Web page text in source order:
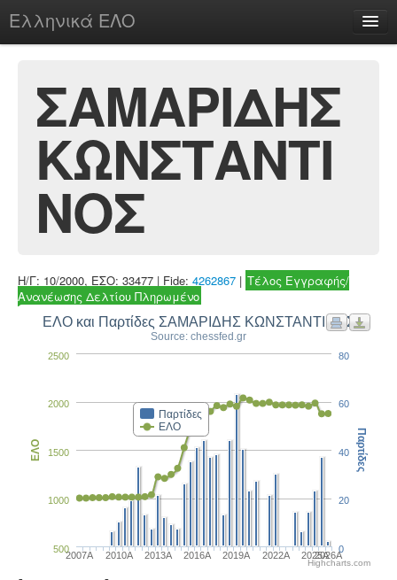
Ελληνικά ΕΛΟ
chesstu.be @ discord
Login
ΣΑΜΑΡΙΔΗΣ
ΚΩΝΣΤΑΝΤΙ
ΝΟΣ
Η/Γ: 10/2000, ΕΣΟ: 33477 | Fide: 4262867 | Τέλος Εγγραφής/
Ανανέωσης Δελτίου Πληρωμένο
ΕΛΟ και Παρτίδες ΣΑΜΑΡΙΔΗΣ ΚΩΝΣΤΑΝΤΙΝΟΣ
Source: chessfed.gr
Παρτίδες
ΕΛΟ
2007A 2010A 2013A 2016A 2019A 2022A 2025A2026A
1000
1500
2000
500
2500
ΕΛΟ
0
20
40
60
80
Παρτίδες
Highcharts.com